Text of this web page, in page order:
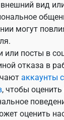
вид
могут
или посты в
отказа в
аккаунты
, чтобы оценить
оценить